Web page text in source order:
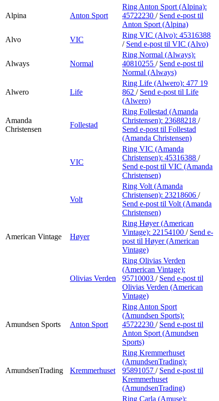
Alpina Anton Sport
Ring Anton Sport (Alpina):
45722230 / Send e-post til
Anton Sport (Alpina)
Alvo
VIC
Ring VIC (Alvo): 45316388
/ Send e-post til VIC (Alvo)
Always Normal
Ring Normal (Always):
40810255 / Send e-post til
Normal (Always)
Alwero Life
Ring Life (Alwero): 477 19
862 / Send e-post til Life
(Alwero)
Amanda
Christensen
Follestad
Ring Follestad (Amanda
Christensen): 23688218 /
Send e-post til Follestad
(Amanda Christensen)
VIC
Ring VIC (Amanda
Christensen): 45316388 /
Send e-post til VIC (Amanda
Christensen)
Volt
Ring Volt (Amanda
Christensen): 23218606 /
Send e-post til Volt (Amanda
Christensen)
American Vintage Høyer
Ring Høyer (American
Vintage): 22154100 / Send e-
post til Høyer (American
Vintage)
Olivias Verden
Ring Olivias Verden
(American Vintage):
95710003 / Send e-post til
Olivias Verden (American
Vintage)
Amundsen Sports Anton Sport
Ring Anton Sport
(Amundsen Sports):
45722230 / Send e-post til
Anton Sport (Amundsen
Sports)
AmundsenTrading Kremmerhuset
Ring Kremmerhuset
(AmundsenTrading):
95891057 / Send e-post til
Kremmerhuset
(AmundsenTrading)
Ring Carla (Amuse):